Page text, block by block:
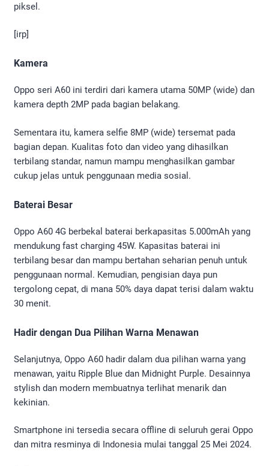
piksel.
[irp]
Kamera
Oppo seri A60 ini terdiri dari kamera utama 50MP (wide) dan
kamera depth 2MP pada bagian belakang.
Sementara itu, kamera selfie 8MP (wide) tersemat pada
bagian depan. Kualitas foto dan video yang dihasilkan
terbilang standar, namun mampu menghasilkan gambar
cukup jelas untuk penggunaan media sosial.
Baterai Besar
Oppo A60 4G berbekal baterai berkapasitas 5.000mAh yang
mendukung fast charging 45W. Kapasitas baterai ini
terbilang besar dan mampu bertahan seharian penuh untuk
penggunaan normal. Kemudian, pengisian daya pun
tergolong cepat, di mana 50% daya dapat terisi dalam waktu
30 menit.
Hadir dengan Dua Pilihan Warna Menawan
Selanjutnya, Oppo A60 hadir dalam dua pilihan warna yang
menawan, yaitu Ripple Blue dan Midnight Purple. Desainnya
stylish dan modern membuatnya terlihat menarik dan
kekinian.
Smartphone ini tersedia secara offline di seluruh gerai Oppo
dan mitra resminya di Indonesia mulai tanggal 25 Mei 2024.